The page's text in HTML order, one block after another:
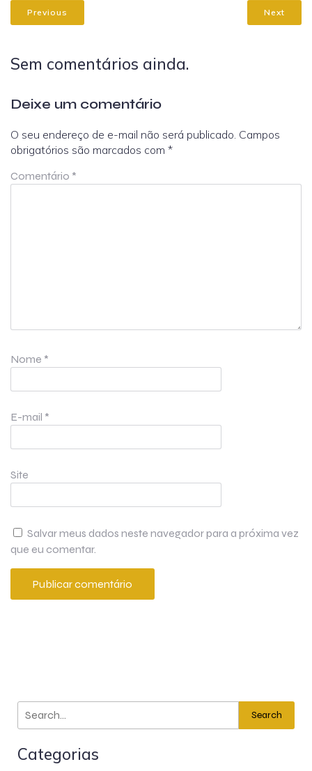
Previous Next
Sem comentários ainda.
Deixe um comentário
O seu endereço de e-mail não será publicado. Campos
obrigatórios são marcados com *
Comentário *
Nome *
E-mail *
Site
Salvar meus dados neste navegador para a próxima vez
que eu comentar.
Search
Categorias